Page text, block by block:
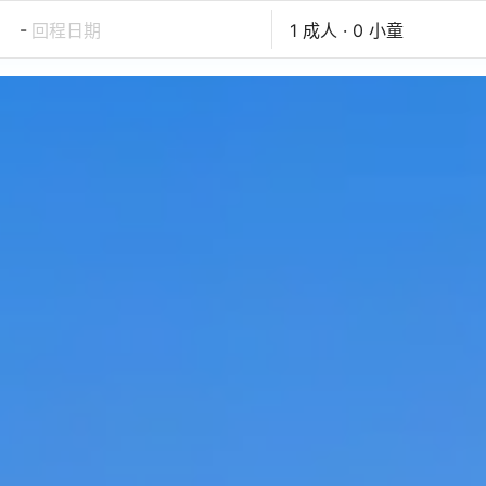
- 回程日期 1 成人 · 0 小童